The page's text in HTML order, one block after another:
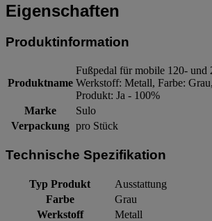
Eigenschaften
Produktinformation
Produktname
Fußpedal für mobile 120- und
Werkstoff: Metall, Farbe:
Produkt: Ja - 100%
Marke
Sulo
Verpackung pro Stück
Technische Spezifikation
Typ Produkt
Ausstattung
Farbe
Grau
Werkstoff
Metall